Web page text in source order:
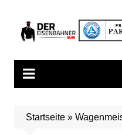
springen
Startseite»